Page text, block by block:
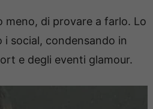
meno, di provare a farlo. Lo
social, condensando in
e degli eventi glamour.